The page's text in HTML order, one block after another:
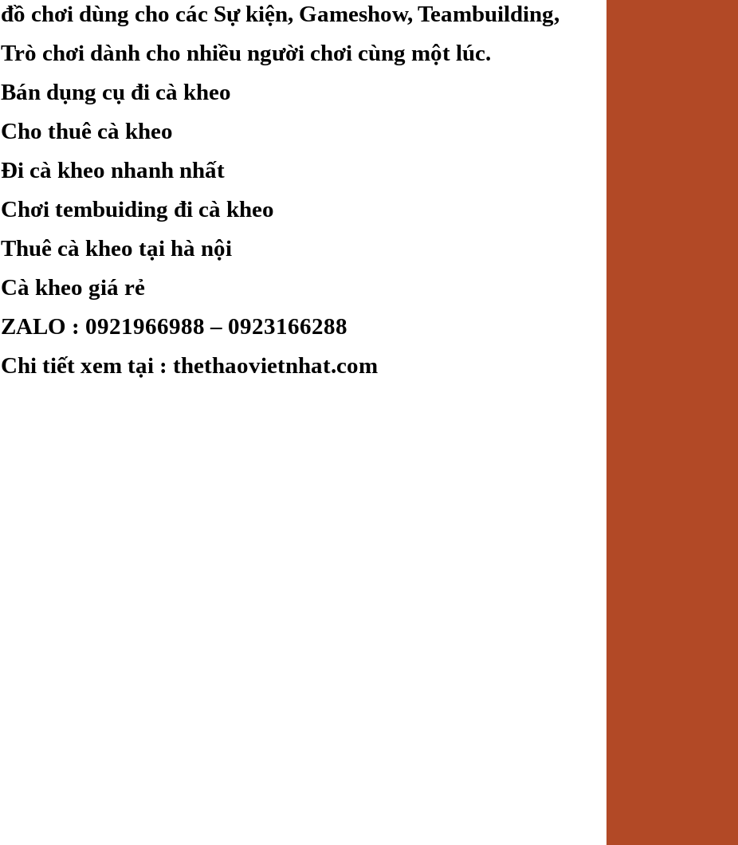
đồ chơi dùng cho các Sự kiện, Gameshow, Teambuilding,
Trò chơi dành cho nhiều người chơi cùng một lúc.
Bán dụng cụ đi cà kheo
Cho thuê cà kheo
Đi cà kheo nhanh nhất
Chơi tembuiding đi cà kheo
Thuê cà kheo tại hà nội
Cà kheo giá rẻ
ZALO : 0921966988 – 0923166288
Chi tiết xem tại : thethaovietnhat.com